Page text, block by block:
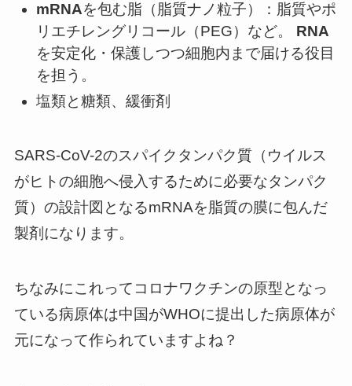
mRNAを包む脂（脂質ナノ粒子）：脂質やポ
リエチレングリコール（PEG）など。 RNA
を安定化・保護しつつ細胞内まで届ける役目
を担う。
塩類と糖類、緩衝剤
SARS-CoV-2のスパイクタンパク質（ウイルス
がヒトの細胞へ侵入するために必要なタンパク
質）の設計図となるmRNAを脂質の膜に包んだ
製剤になります。
ちなみにこれってコロナワクチンの原型となっ
ている病原体は中国がWHOに提出した病原体が
元になって作られていますよね？